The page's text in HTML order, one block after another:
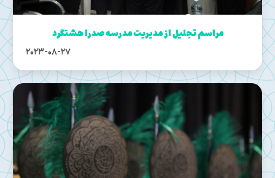
مراسم تجلیل از مدیریت مدرسه صدرا هشتگرد
2023-08-27